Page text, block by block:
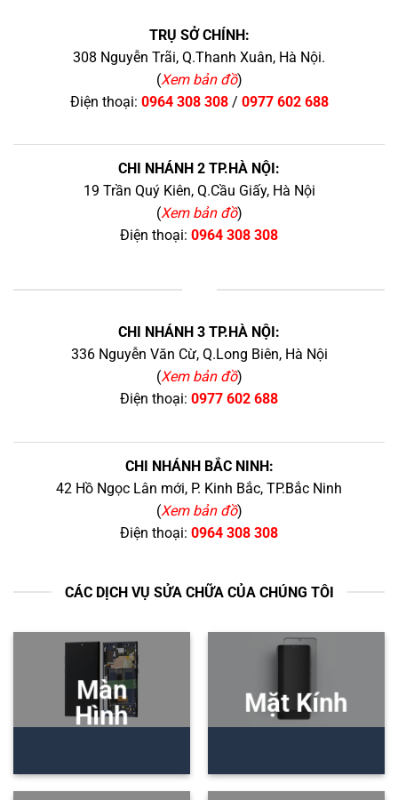
TRỤ SỞ CHÍNH:
308 Nguyễn Trãi, Q.Thanh Xuân, Hà Nội.
(Xem bản đồ)
Điện thoại: 0964 308 308/ 0977 602 688
CHI NHÁNH 2 TP.HÀ NỘI:
19 Trần Quý Kiên, Q.Cầu Giấy, Hà Nội
(Xem bản đồ)
Điện thoại: 0964 308 308
CHI NHÁNH 3 TP.HÀ NỘI:
336 Nguyễn Văn Cừ, Q.Long Biên, Hà Nội
(Xem bản đồ)
Điện thoại: 0977 602 688
CHI NHÁNH BẮC NINH:
42 Hồ Ngọc Lân mới, P. Kinh Bắc, TP.Bắc Ninh
(Xem bản đồ)
Điện thoại: 0964 308 308
CÁC DỊCH VỤ SỬA CHỮA CỦA CHÚNG TÔI
Màn
Hình
Mặt Kính